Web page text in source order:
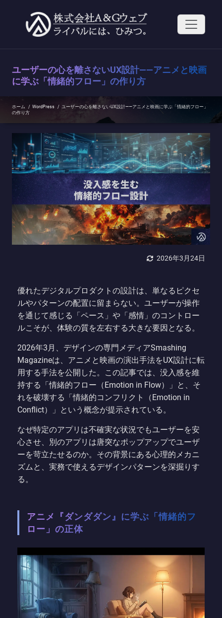
へ
ユーザーの心を離さないUX設計——アニメと映画
に学ぶ「情緒的フロー」の作り方
ホーム / WordPress / ユーザーの心を離さないUX設計——アニメと映画に学ぶ「情緒的フロー」
の作り方
2026年3月24日
優れたデジタルプロダクトの設計は、単なるピクセ
ルやパターンの配置に留まらない。ユーザーが操作
を通じて感じる「ペース」や「感情」のコントロー
ルこそが、体験の質を左右する大きな要因となる。
2026年3月、デザインの専門メディアSmashing
Magazineは、アニメと映画の演出手法をUX設計に転
用する手法を公開した。この記事では、没入感を維
持する「情緒的フロー（Emotion in Flow）」と、そ
れを破壊する「情緒的コンフリクト（Emotion in
Conflict）」という概念が提示されている。
なぜ特定のアプリは不確実な状況でもユーザーを安
心させ、別のアプリは唐突なポップアップでユーザ
ーを苛立たせるのか。その背景にある心理的メカニ
ズムと、実務で使えるデザインパターンを深掘りす
る。
アニメ『ダンダダン』に学ぶ「情緒的フ
ロー」の正体